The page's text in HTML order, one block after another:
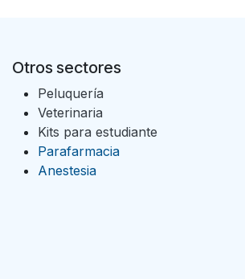
Otros sectores
Peluquería
Veterinaria
Kits para estudiante
Parafarmacia
Anestesia